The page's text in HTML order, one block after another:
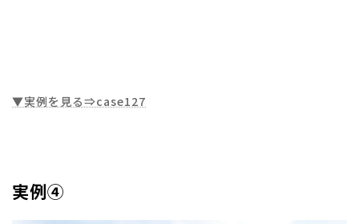
▼実例を見る⇒case127
実例④